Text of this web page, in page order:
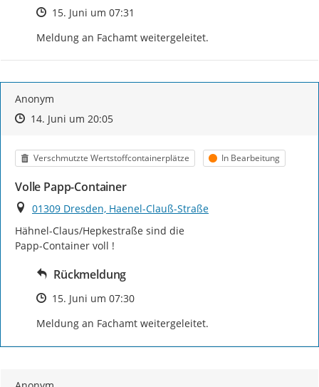
Zeitpunkt des Erstellens
15. Juni um 07:31
Meldung an Fachamt weitergeleitet.
Anonym
Zeitpunkt des Erstellens
Zeitpunkt des Erstellens
14. Juni um 20:05Zur Äußerung
Kategorie
Verschmutzte Wertstoffcontainerplätze Status
In Bearbeitung
Volle Papp-Container
Ort
01309 Dresden, Haenel-Clauß-Straße
Hähnel-Claus/Hepkestraße sind die
Papp-Container voll !
Rückmeldung
Zeitpunkt des Erstellens
15. Juni um 07:30
Meldung an Fachamt weitergeleitet.